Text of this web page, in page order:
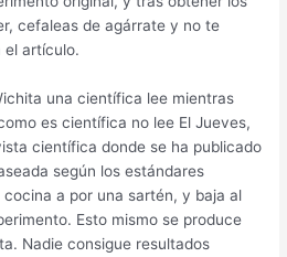
cefaleas de agárrate y no te
el artículo.
una científica lee mientras
es científica no lee El Jueves,
científica donde se ha publicado
según los estándares
a por una sartén, y baja al
Esto mismo se produce
Nadie consigue resultados